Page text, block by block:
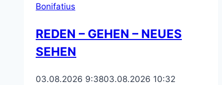
Bonifatius
REDEN – GEHEN – NEUES
SEHEN
03.08.2026 9:3803.08.2026 10:32